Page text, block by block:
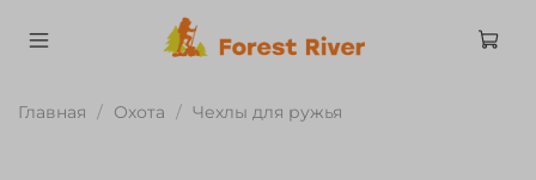
Главная Охота Чехлы для ружья